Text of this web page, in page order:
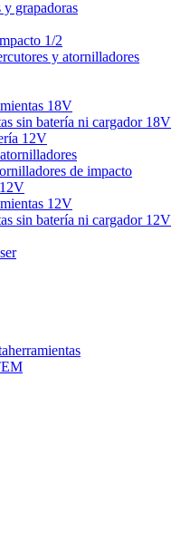
y grapadoras
1/2
y atornilladores
18V
sin batería ni cargador 18V
12V
de impacto
12V
sin batería ni cargador 12V